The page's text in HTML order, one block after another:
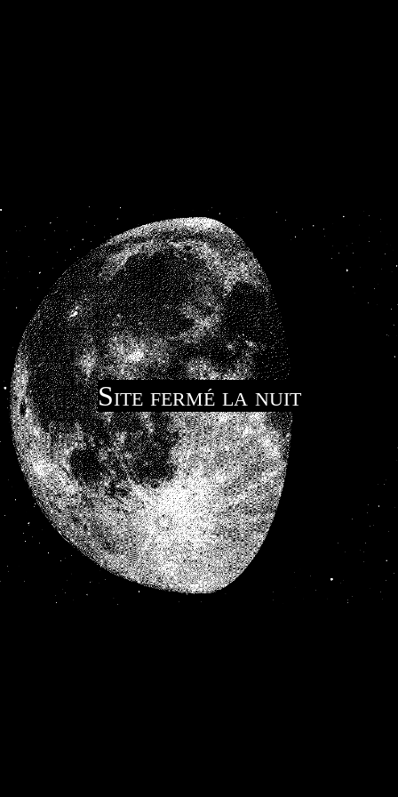
Site fermé la nuit
Revenez plus tard